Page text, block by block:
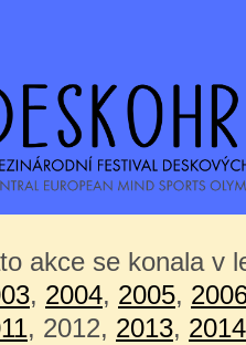
akce se konala v
, 2004, 2005,
, 2012, 2013, 2014